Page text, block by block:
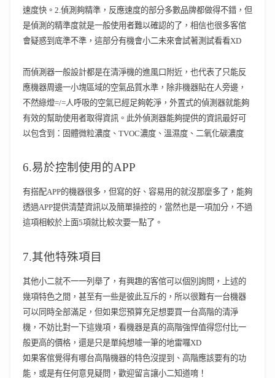
速度快。2.偵測夠精準，反應速度的部分多數品牌都做得不錯，但
是偵測的精準度就是一般使用者難以確認的了，相信也很多客倌
會疑惑到底準不準，這部分有機會小二未來會試著測試看看XD
而偵測器一般設計都是在清淨機的進風口附近，也代表了只能反
應機器周邊一小塊區域的空氣品質水準，除非機器貼在人旁邊，
不然綠燈=/=人呼吸的空氣已經足夠乾淨，外置式的偵測器就能夠
有效的幫助使用者取得資訊。此外偵測器能夠提供的資訊最好可
以包含到：固體微粒濃度、TVOC濃度、溫濕度、二氧化碳濃度
6.易於控制使用的APP
有搭配APP的機器很多，但寫的好、容易用的就沒那麼多了，能夠
透過APP提供清楚資訊以及簡單操控的，當然也是一項加分，不過
這項相較於上面5項就比較次要一點了。
7.其他特殊項目
其他小二就不一一列舉了，有興趣的客倌可以個別詢問，上述的
幾項特色之間，甚至有一些是彼此互斥的，所以很難有一台機器
可以同時全部滿足，但如果您預算充足想要買一台高階的清淨
機，不妨比對一下這幾項，看機器是真的高階強悍值得您付比一
般更高的價格，還是只是單純想噱一筆的地雷囉XD
如果客倌覺得有哪台高階機器的特色沒提到、高階應該要有的功
能，或是有任何意見疑問，歡迎留言讓小二知道唷！